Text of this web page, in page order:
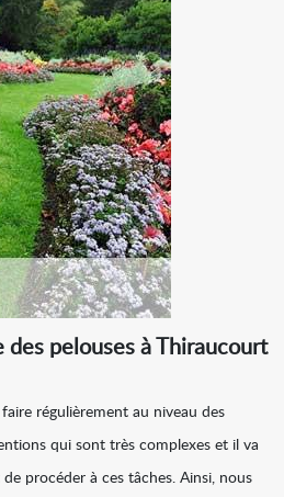
des pelouses à Thiraucourt
régulièrement au niveau des
qui sont très complexes et il va
procéder à ces tâches. Ainsi, nous